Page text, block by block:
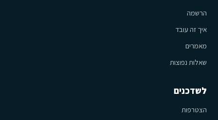
הרשמה
איך זה עובד
מאמרים
שאלות נפוצות
לשדכנים
הצטרפות